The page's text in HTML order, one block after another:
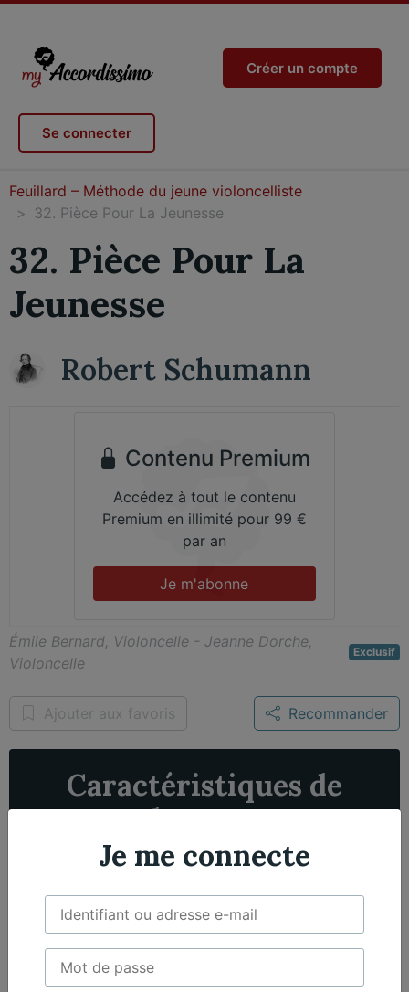
Créer un compte
Se connecter
Feuillard – Méthode du jeune violoncelliste
32. Pièce Pour La Jeunesse
32. Pièce Pour La
Jeunesse
Robert Schumann
Contenu Premium
Accédez à tout le contenu
Premium en illimité pour 99 €
par an
Je m'abonne
Émile Bernard, Violoncelle - Jeanne Dorche,
Violoncelle
Exclusif
Ajouter aux favoris Recommander
Caractéristiques de
l'œuvre
2 violoncelles
Je me connecte